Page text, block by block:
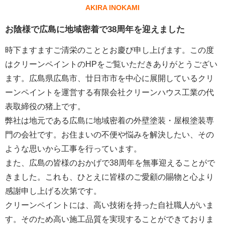
AKIRA INOKAMI
お陰様で広島に地域密着で38周年を迎えました
時下ますますご清栄のこととお慶び申し上げます。この度
はクリーンペイントのHPをご覧いただきありがとうござい
ます。広島県広島市、廿日市市を中心に展開しているクリ
ーンペイントを運営する有限会社クリーンハウス工業の代
表取締役の猪上です。
弊社は地元である広島に地域密着の外壁塗装・屋根塗装専
門の会社です。お住まいの不便や悩みを解決したい、その
ような思いから工事を行っています。
また、広島の皆様のおかげで38周年を無事迎えることがで
きました。これも、ひとえに皆様のご愛顧の賜物と心より
感謝申し上げる次第です。
クリーンペイントには、高い技術を持った自社職人がいま
す。そのため高い施工品質を実現することができておりま